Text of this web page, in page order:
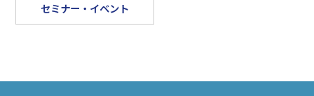
セミナー・イベント